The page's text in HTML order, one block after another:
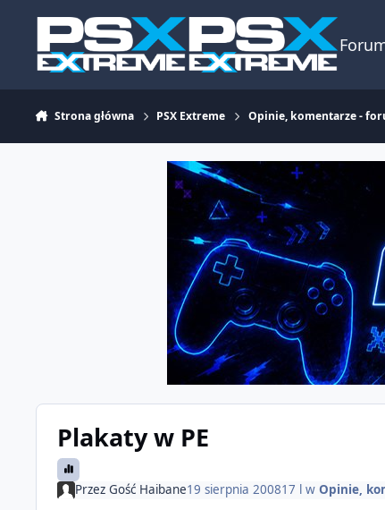
Strona główna PSX Extreme Opinie, komentarze -
Plakaty w PE
PrzezGość Haibane19 sierpnia 200817 lwOpinie,